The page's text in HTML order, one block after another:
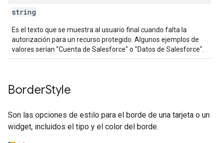
string
Es el texto que se muestra al usuario final cuando falta la
autorización para un recurso protegido. Algunos ejemplos de
valores serían "Cuenta de Salesforce" o "Datos de Salesforce".
BorderStyle
Son las opciones de estilo para el borde de una tarjeta o un
widget, incluidos el tipo y el color del borde.